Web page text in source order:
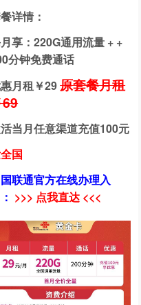
详情：
享：220G通用流量 + +
分钟免费通话
月租￥29原套餐月租
当月任意渠道充值100元
国
联通官方在线办理入
>>> 点我直达 <<<